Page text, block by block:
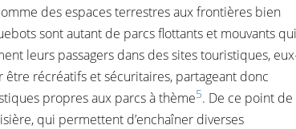
des espaces terrestres aux frontières bien
sont autant de parcs flottants et mouvants qui
leurs passagers dans des sites touristiques,
être récréatifs et sécuritaires, partageant donc
propres aux parcs à thème5. De ce point de
qui permettent d’enchaîner diverses